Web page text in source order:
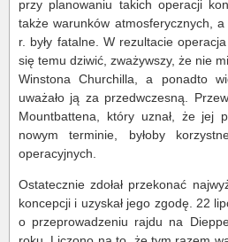
przy planowaniu takich operacji
także warunków atmosferycznych,
r. były fatalne. W rezultacie
się temu dziwić, zważywszy, że nie
Winstona Churchilla, a ponadto
uważało ją za przedwczesną.
Mountbattena, który uznał, że jej
nowym terminie, byłoby
operacyjnych.
Ostatecznie zdołał przekonać
koncepcji i uzyskał jego zgodę. 22
o przeprowadzeniu rajdu na